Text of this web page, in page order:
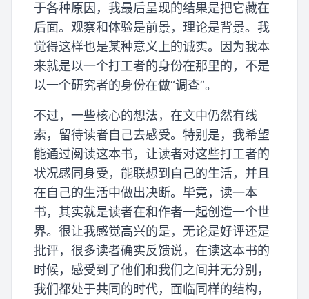
于各种原因，我最后呈现的结果是把它藏在
后面。观察和体验是前景，理论是背景。我
觉得这样也是某种意义上的诚实。因为我本
来就是以一个打工者的身份在那里的，不是
以一个研究者的身份在做“调查”。
不过，一些核心的想法，在文中仍然有线
索，留待读者自己去感受。特别是，我希望
能通过阅读这本书，让读者对这些打工者的
状况感同身受，能联想到自己的生活，并且
在自己的生活中做出决断。毕竟，读一本
书，其实就是读者在和作者一起创造一个世
界。很让我感觉高兴的是，无论是好评还是
批评，很多读者确实反馈说，在读这本书的
时候，感受到了他们和我们之间并无分别，
我们都处于共同的时代，面临同样的结构，